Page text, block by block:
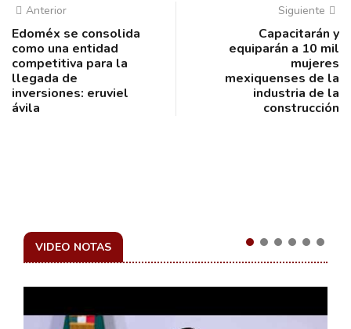
Anterior
Edoméx se consolida
como una entidad
competitiva para la
llegada de
inversiones: eruviel
ávila
Siguiente
Capacitarán y
equiparán a 10 mil
mujeres
mexiquenses de la
industria de la
construcción
VIDEO NOTAS